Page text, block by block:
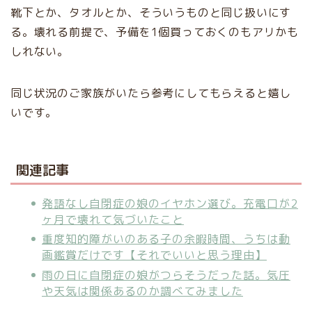
靴下とか、タオルとか、そういうものと同じ扱いにす
る。壊れる前提で、予備を1個買っておくのもアリかも
しれない。
同じ状況のご家族がいたら参考にしてもらえると嬉し
いです。
関連記事
発語なし自閉症の娘のイヤホン選び。充電口が2
ヶ月で壊れて気づいたこと
重度知的障がいのある子の余暇時間、うちは動
画鑑賞だけです【それでいいと思う理由】
雨の日に自閉症の娘がつらそうだった話。気圧
や天気は関係あるのか調べてみました